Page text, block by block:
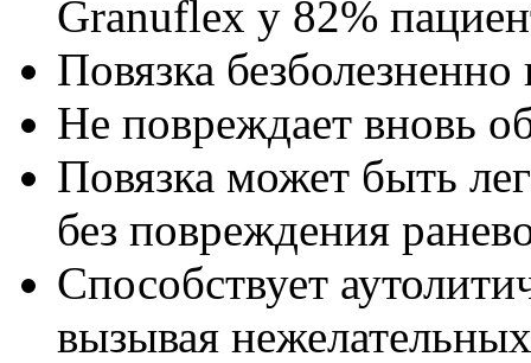
Granuflex у 82%
Повязка
Не повреждает вновь
Повязка может быть
без повреждения
Способствует
вызывая